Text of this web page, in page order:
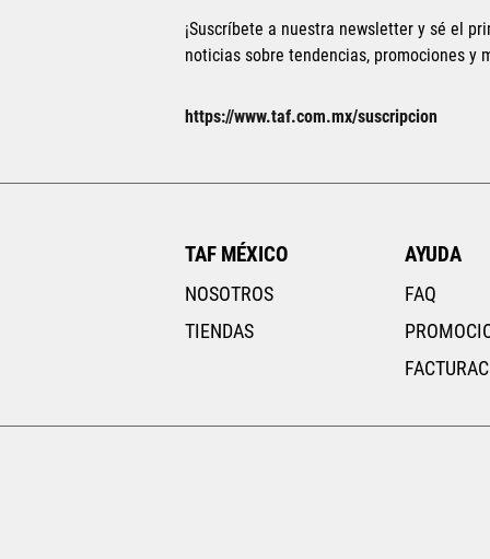
¡Suscríbete a nuestra newsletter y sé el
noticias sobre tendencias, promociones y
https://www.taf.com.mx/suscripcion
TAF MÉXICO
NOSOTROS
TIENDAS
AYUDA
FAQ